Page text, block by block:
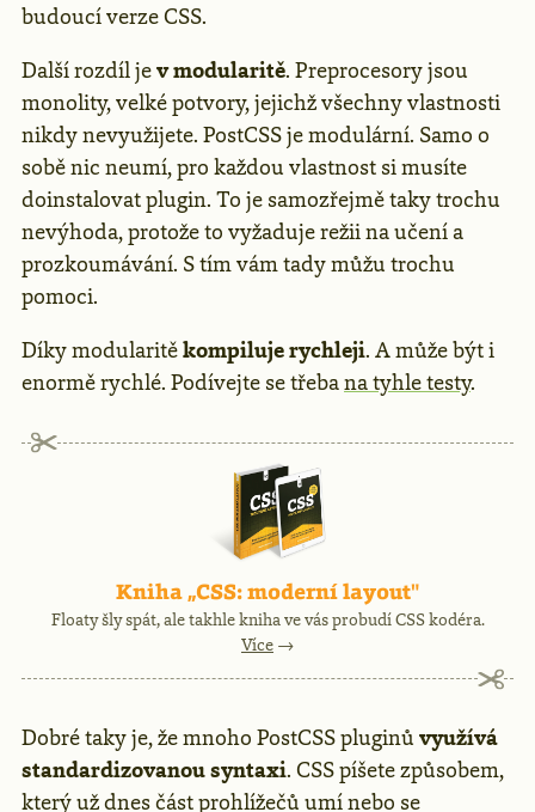
budoucí verze CSS.
Další rozdíl jev modularitě. Preprocesory jsou
monolity, velké potvory, jejichž všechny vlastnosti
nikdy nevyužijete. PostCSS je modulární. Samo o
sobě nic neumí, pro každou vlastnost si musíte
doinstalovat plugin. To je samozřejmě taky trochu
nevýhoda, protože to vyžaduje režii na učení a
prozkoumávání. S tím vám tady můžu trochu
pomoci.
Díky modularitěkompiluje rychleji. A může být i
enormě rychlé. Podívejte se třebana tyhle testy.
Kniha „CSS: moderní layout"
Floaty šly spát, ale takhle kniha ve vás probudí CSS kodéra.
Více →
Dobré taky je, že mnoho PostCSS pluginů využívá
standardizovanou syntaxi. CSS píšete způsobem,
který už dnes část prohlížečů umí nebo se